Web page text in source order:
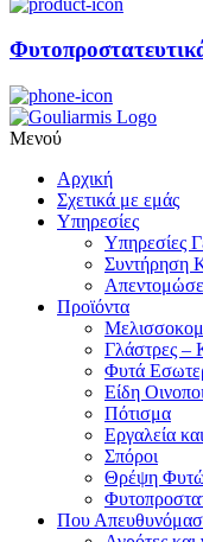
Μενού
Αρχική
Σχετικά με εμάς
Υπηρεσίες
Υπηρεσίες
Συντήρηση
Προϊόντα
Γλάστρες –
Φυτά
Είδη
Πότισμα
Εργαλεία
Σπόροι
Θρέψη
Που